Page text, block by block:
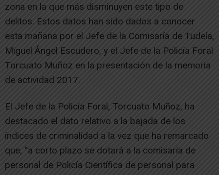
zona en la que más disminuyen este tipo de
delitos. Estos datos han sido dados a conocer
esta mañana por el Jefe de la Comisaría de Tudela,
Miguel Ángel Escudero, y el Jefe de la Policía Foral
Torcuato Muñoz en la presentación de la memoria
de actividad 2017.
El Jefe de la Policía Foral, Torcuato Muñoz, ha
destacado el dato relativo a la bajada de los
índices de criminalidad a la vez que ha remarcado
que, “a corto plazo se dotará a la comisaría de
personal de Policía Científica de personal para